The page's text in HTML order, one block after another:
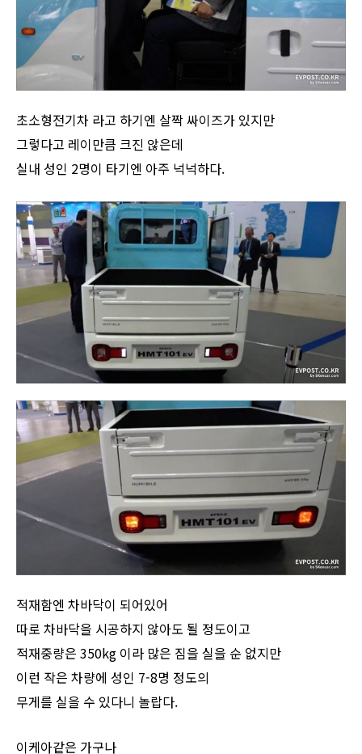
초소형전기차 라고 하기엔 살짝 싸이즈가 있지만
그렇다고 레이만큼 크진 않은데
실내 성인 2명이 타기엔 아주 넉넉하다.
적재함엔 차바닥이 되어있어
따로 차바닥을 시공하지 않아도 될 정도이고
적재중량은 350kg 이라 많은 짐을 실을 순 없지만
이런 작은 차량에 성인 7-8명 정도의
무게를 실을 수 있다니 놀랍다.
이케아같은 가구나